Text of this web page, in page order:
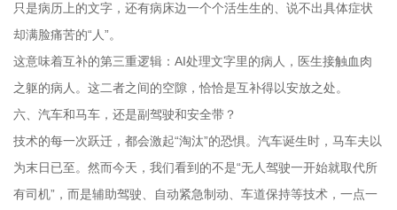
只是病历上的文字，还有病床边一个个活生生的、说不出具体症状
却满脸痛苦的“人”。
这意味着互补的第三重逻辑：AI处理文字里的病人，医生接触血肉
之躯的病人。这二者之间的空隙，恰恰是互补得以安放之处。
六、汽车和马车，还是副驾驶和安全带？
技术的每一次跃迁，都会激起“淘汰”的恐惧。汽车诞生时，马车夫以
为末日已至。然而今天，我们看到的不是“无人驾驶一开始就取代所
有司机”，而是辅助驾驶、自动紧急制动、车道保持等技术，一点一